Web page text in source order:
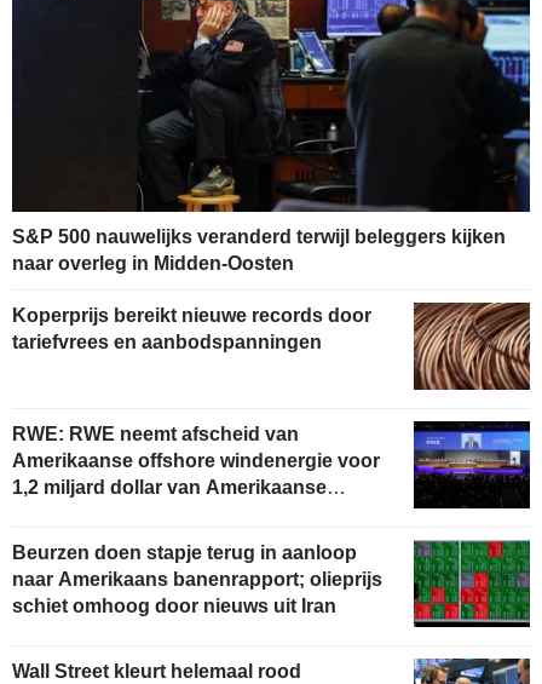
S&P 500 nauwelijks veranderd terwijl beleggers kijken
naar overleg in Midden-Oosten
Koperprijs bereikt nieuwe records door
tariefvrees en aanbodspanningen
RWE: RWE neemt afscheid van
Amerikaanse offshore windenergie voor
1,2 miljard dollar van Amerikaanse
Beurzen doen stapje terug in aanloop
naar Amerikaans banenrapport; olieprijs
schiet omhoog door nieuws uit Iran
Wall Street kleurt helemaal rood